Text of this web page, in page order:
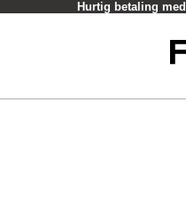
Hurtig betaling